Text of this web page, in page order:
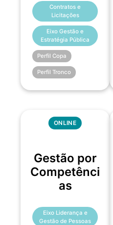
Contratos e
Licitações
Eixo Gestão e
Estratégia Pública
Perfil Copa
Perfil Tronco
ONLINE
Gestão por
Competênci
as
Eixo Liderança e
Gestão de Pessoas